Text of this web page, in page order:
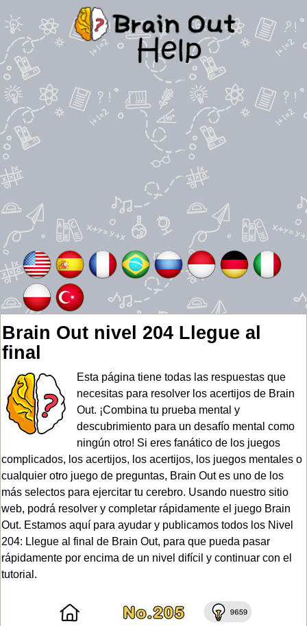
Brain Out nivel 204 Llegue al
final
Esta página tiene todas las respuestas que
necesitas para resolver los acertijos de Brain
Out. ¡Combina tu prueba mental y
descubrimiento para un desafío mental como
ningún otro! Si eres fanático de los juegos
complicados, los acertijos, los acertijos, los juegos mentales o
cualquier otro juego de preguntas, Brain Out es uno de los
más selectos para ejercitar tu cerebro. Usando nuestro sitio
web, podrá resolver y completar rápidamente el juego Brain
Out. Estamos aquí para ayudar y publicamos todos los Nivel
204: Llegue al final de Brain Out, para que pueda pasar
rápidamente por encima de un nivel difícil y continuar con el
tutorial.